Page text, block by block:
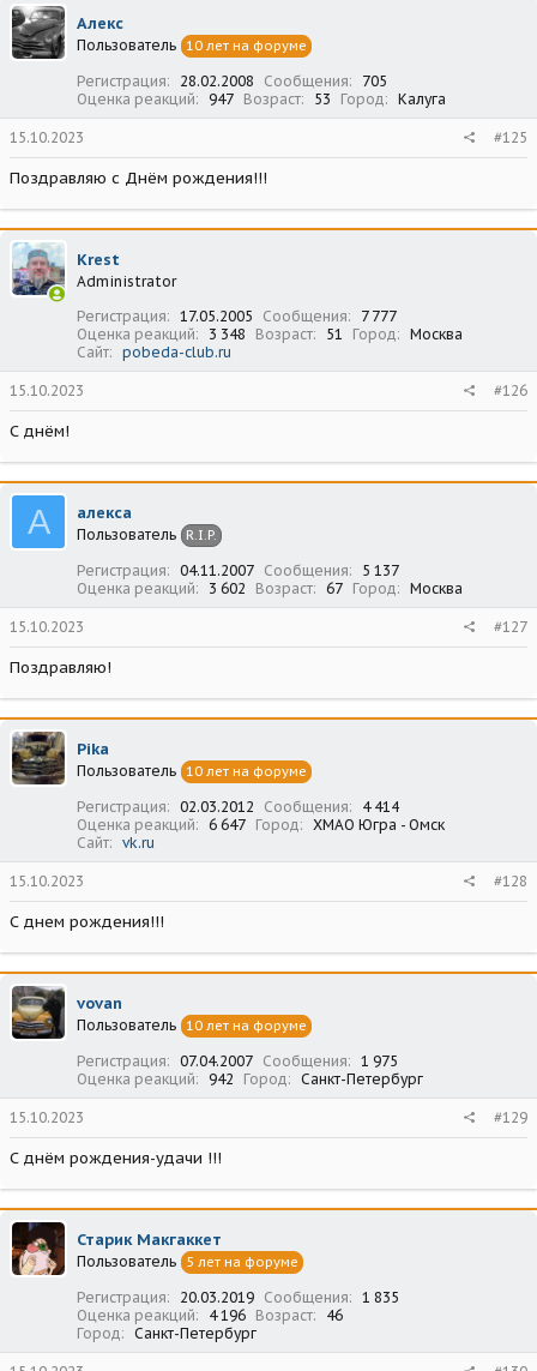
Алекс
Пользователь 10 лет на форуме
Регистрация 28.02.2008 Сообщения
705
Оценка реакций
947 Возраст 53 Город Калуга
15.10.2023 #125
Поздравляю с Днём рождения!!!
Krest
Administrator
Регистрация
17.05.2005 Сообщения
7 777
Оценка реакций
3 348 Возраст 51 Город
Москва
Сайт
pobeda-club.ru
15.10.2023 #126
С днём!
А алекса
Пользователь R.I.P.
Регистрация 04.11.2007 Сообщения
5 137
Оценка реакций
3 602 Возраст 67 Город Москва
15.10.2023 #127
Поздравляю!
Pika
Пользователь 10 лет на форуме
Регистрация 02.03.2012 Сообщения
4 414
Оценка реакций
6 647 Город
ХМАО Югра - Омск
Сайт
vk.ru
15.10.2023 #128
С днем рождения!!!
vovan
Пользователь 10 лет на форуме
Регистрация 07.04.2007 Сообщения
1 975
Оценка реакций
942 Город Санкт-Петербург
15.10.2023 #129
С днём рождения-удачи !!!
Старик Макгаккет
Пользователь 5 лет на форуме
Регистрация 20.03.2019 Сообщения
1 835
Оценка реакций
4 196 Возраст
46
Город
Санкт-Петербург